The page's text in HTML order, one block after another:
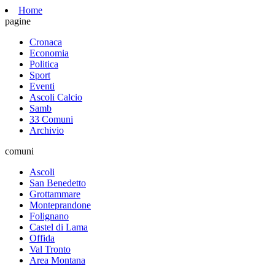
Home
pagine
Cronaca
Economia
Politica
Sport
Eventi
Ascoli Calcio
Samb
33 Comuni
Archivio
comuni
Ascoli
San Benedetto
Grottammare
Monteprandone
Folignano
Castel di Lama
Offida
Val Tronto
Area Montana